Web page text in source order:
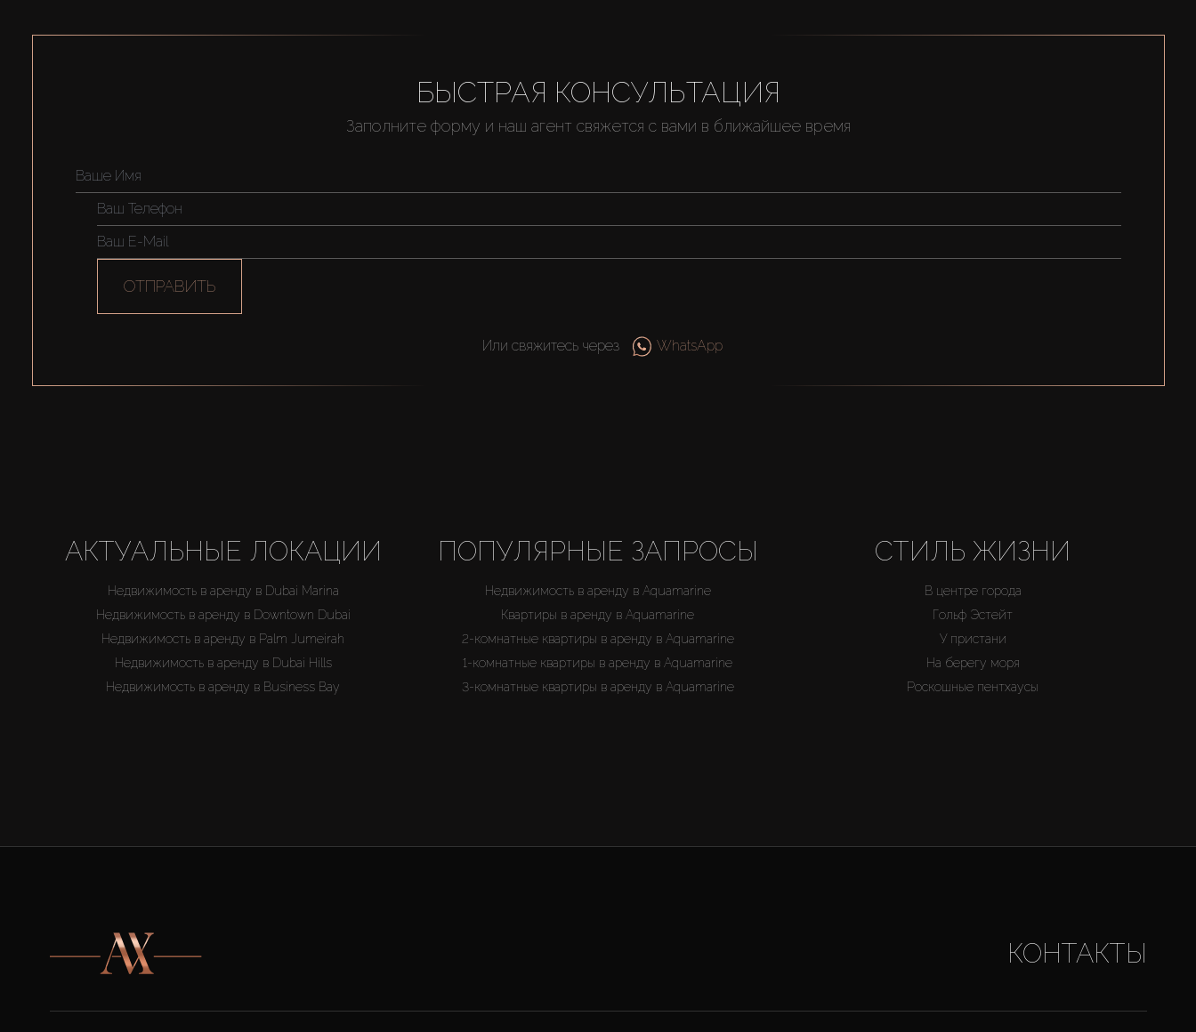
БЫСТРАЯ КОНСУЛЬТАЦИЯ
Заполните форму и наш агент свяжется с вами в ближайшее время
ОТПРАВИТЬ
Или свяжитесь через WhatsApp
АКТУАЛЬНЫЕ ЛОКАЦИИ
Недвижимость в аренду в Dubai Marina
Недвижимость в аренду в Downtown Dubai
Недвижимость в аренду в Palm Jumeirah
Недвижимость в аренду в Dubai Hills
Недвижимость в аренду в Business Bay
ПОПУЛЯРНЫЕ ЗАПРОСЫ
Недвижимость в аренду в Aquamarine
Квартиры в аренду в Aquamarine
2-комнатные квартиры в аренду в Aquamarine
1-комнатные квартиры в аренду в Aquamarine
3-комнатные квартиры в аренду в Aquamarine
СТИЛЬ ЖИЗНИ
В центре города
Гольф Эстейт
У пристани
На берегу моря
Роскошные пентхаусы
КОНТАКТЫ